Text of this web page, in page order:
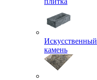
Искусственный
камень